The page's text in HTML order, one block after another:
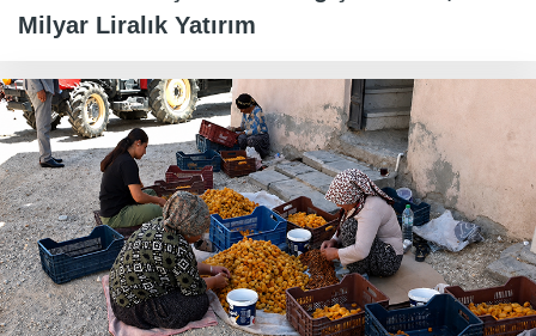
Milyar Liralık Yatırım